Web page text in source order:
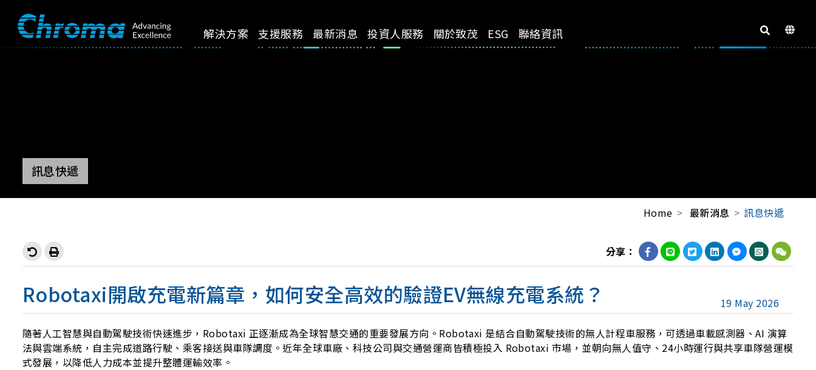
解決方案 支援服務 最新消息 投資人服務 關於致茂 ESG 聯絡資訊
訊息快遞
Home 最新消息 訊息快遞
分享：
Robotaxi開啟充電新篇章，如何安全高效的驗證EV無線充電系統？ 19 May 2026
隨著人工智慧與自動駕駛技術快速進步，Robotaxi 正逐漸成為全球智慧交通的重要發展方向。Robotaxi 是結合自動駕駛技術的無人計程車服務，可透過車載感測器、AI 演算
法與雲端系統，自主完成道路行駛、乘客接送與車隊調度。近年全球車廠、科技公司與交通營運商皆積極投入 Robotaxi 市場，並朝向無人值守、24小時運行與共享車隊營運模
式發展，以降低人力成本並提升整體運輸效率。